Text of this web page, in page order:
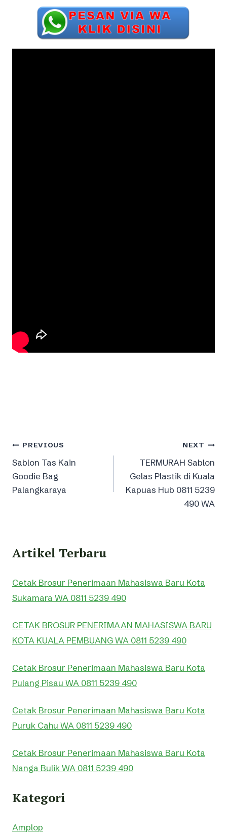
Post
navigation
PREVIOUS
Sablon Tas Kain
Goodie Bag
Palangkaraya
NEXT
TERMURAH Sablon
Gelas Plastik di Kuala
Kapuas Hub 0811 5239
490 WA
Artikel Terbaru
Cetak Brosur Penerimaan Mahasiswa Baru Kota
Sukamara WA 0811 5239 490
CETAK BROSUR PENERIMAAN MAHASISWA BARU
KOTA KUALA PEMBUANG WA 0811 5239 490
Cetak Brosur Penerimaan Mahasiswa Baru Kota
Pulang Pisau WA 0811 5239 490
Cetak Brosur Penerimaan Mahasiswa Baru Kota
Puruk Cahu WA 0811 5239 490
Cetak Brosur Penerimaan Mahasiswa Baru Kota
Nanga Bulik WA 0811 5239 490
Kategori
Amplop